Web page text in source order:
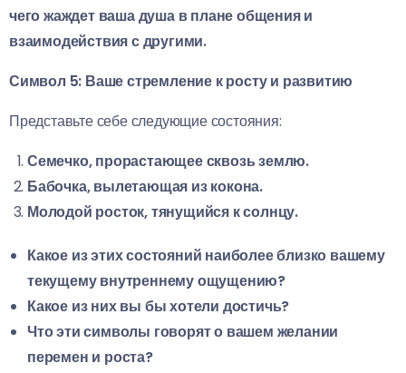
чего жаждет ваша душа в плане общения и
взаимодействия с другими.
Символ 5: Ваше стремление к росту и развитию
Представьте себе следующие состояния:
Семечко, прорастающее сквозь землю.
Бабочка, вылетающая из кокона.
Молодой росток, тянущийся к солнцу.
Какое из этих состояний наиболее близко вашему
текущему внутреннему ощущению?
Какое из них вы бы хотели достичь?
Что эти символы говорят о вашем желании
перемен и роста?